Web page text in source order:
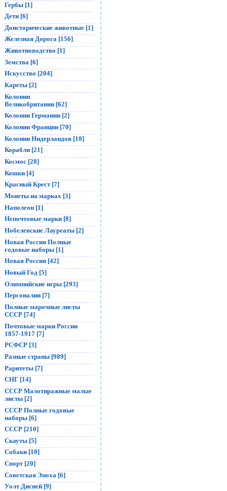
Гербы [1]
Дети [6]
Доисторические животные [1]
Железная Дорога [156]
Животноводство [1]
Земства [6]
Искусство [204]
Кареты [2]
Колонии
Великобритании [62]
Колонии Германии [2]
Колонии Франции [70]
Колонии Нидерландов [10]
Корабли [21]
Космос [28]
Кошки [4]
Красный Крест [7]
Монеты на марках [3]
Наполеон [1]
Непочтовые марки [8]
Нобелевские Лауреаты [2]
Новая Россия Полные
годовые наборы [1]
Новая Россия [42]
Новый Год [5]
Олимпийские игры [293]
Персоналии [7]
Полные марочные листы
СССР [74]
Почтовые марки России
1857-1917 [7]
РСФСР [3]
Разные страны [989]
Раритеты [7]
СНГ [14]
СССР Малотиражные малые
листы [2]
СССР Полные годовые
наборы [6]
СССР [210]
Скауты [5]
Собаки [10]
Спорт [20]
Советская Эпоха [6]
Уолт Дисней [9]